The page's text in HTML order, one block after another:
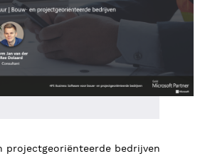
projectgeoriënteerde bedrijven